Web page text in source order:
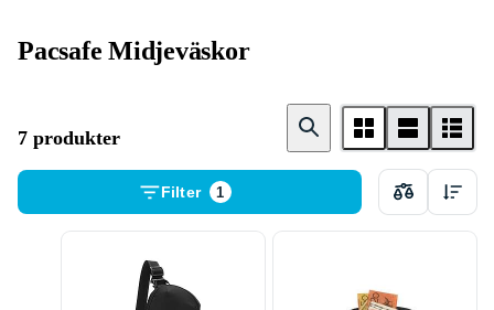
Pacsafe Midjeväskor
7 produkter
Filter 1